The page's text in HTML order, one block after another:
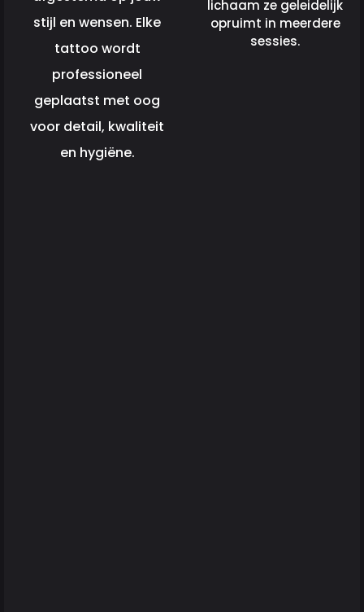
stijl en wensen. Elke
tattoo wordt
professioneel
geplaatst met oog
voor detail, kwaliteit
en hygiëne.
lichaam ze geleidelijk
opruimt in meerdere
sessies.